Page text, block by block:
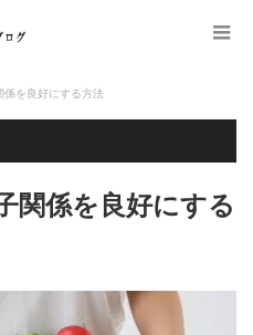
係を良好にする方法
関係を良好にする